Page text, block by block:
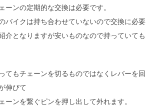
ーンの定期的な交換は必要です。
バイクは持ち合わせていないので交換に必要
介となりますが安いものなので持っていても
てもチェーンを切るものではなくレバーを回
伸びて
ーンを繋ぐピンを押し出して外れます。